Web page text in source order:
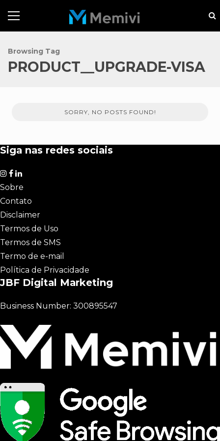
Browsing Tag
PRODUCT__UPGRADE-VISA
SORRY, NO POSTS FOUND!
Siga nas redes sociais
Sobre
Contato
Disclaimer
Termos de Uso
Termos de SMS
Termo de e-mail
Política de Privacidade
JBF Digital Marketing
Business Number: 300895547